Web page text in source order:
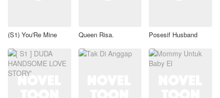
(S1) You'Re Mine Queen Risa. Posesif Husband